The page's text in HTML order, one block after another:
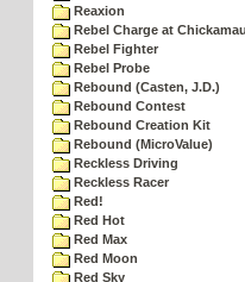
Reaxion
Rebel Charge at
Rebel Fighter
Rebel Probe
Rebound (Casten, J.D.)
Rebound Contest
Rebound Creation Kit
Rebound (MicroValue)
Reckless Driving
Reckless Racer
Red!
Red Hot
Red Max
Red Moon
Red Sky